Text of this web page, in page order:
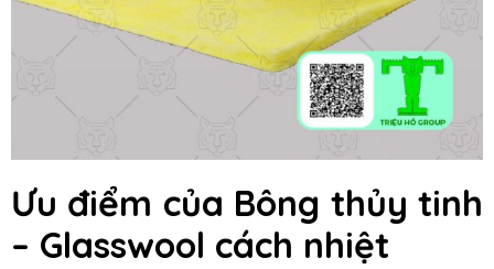
Ưu điểm của Bông thủy tinh
– Glasswool cách nhiệt